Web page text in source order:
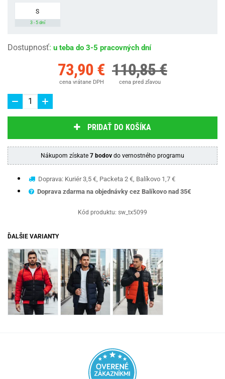
S
3 - 5 dní
Dostupnosť: u teba do 3-5 pracovných dní
73,90 €
cena vrátane DPH
110,85 €
cena pred zľavou
PRIDAŤ DO KOŠÍKA
Nákupom získate 7 bodov do vernostného programu
Doprava: Kuriér 3,5 €, Packeta 2 €, Balíkovo 1,7 €
Doprava zdarma na objednávky cez Balíkovo nad 35€
Kód produktu: sw_tx5099
ĎALŠIE VARIANTY